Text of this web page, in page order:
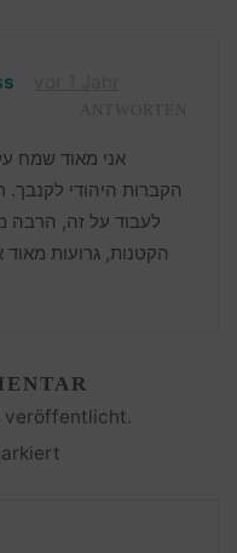
אני מאוד שמח
הקברות היהודי
לעבוד על זה, הרבה
הקטנות, גרועות
veröffentlicht.